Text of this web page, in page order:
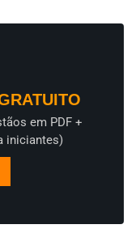
em PDF +
iniciantes)